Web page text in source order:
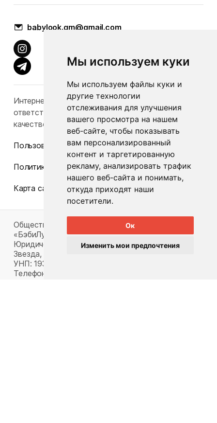
Мы используем куки
Мы используем файлы куки и
другие технологии
отслеживания для улучшения
вашего просмотра на нашем
веб-сайте, чтобы показывать
вам персонализированный
контент и таргетированную
рекламу, анализировать трафик
нашего веб-сайта и понимать,
откуда приходят наши
посетители.
Ок
Изменить мои предпочтения
babylook.gm@gmail.com
Интернет-каталог Babylook.by не несет
ответственность за конечную стоимость и
качество товаров.
Пользовательское соглашение
Политика конфиденциальности
Карта сайта
Общество с ограниченной ответственностью
«БэбиЛук»
Юридический адрес: 220117, г. Минск, пр-т Газеты
Звезда, д. 16, пом. 52
УНП: 193815124
Телефон: